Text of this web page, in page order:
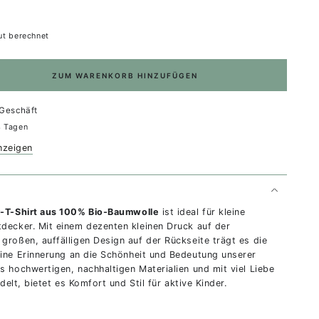
berechnet
ZUM WARENKORB HINZUFÜGEN
Shirt aus 100% Bio-Baumwolle ist ideal für kleine
Mit einem dezenten kleinen Druck auf der
großen, auffälligen Design auf der Rückseite trägt es die
Erinnerung an die Schönheit und Bedeutung unserer
hochwertigen, nachhaltigen Materialien und mit viel Liebe
bietet es Komfort und Stil für aktive Kinder.